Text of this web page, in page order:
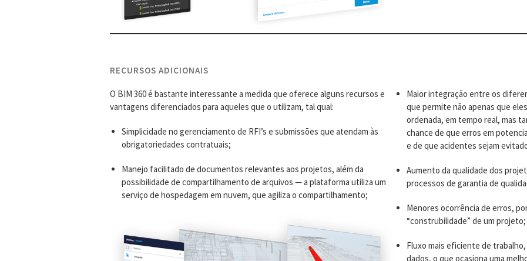
RECURSOS ADICIONAIS
O BIM 360 é bastante interessante a medida que oferece alguns recursos e
vantagens diferenciados para aqueles que o utilizam, tal qual:
Simplicidade no gerenciamento de RFI’s e submissões que atendam às
obrigatoriedades contratuais;
Manejo facilitado de documentos relevantes aos projetos, além da
possibilidade de compartilhamento de arquivos — a plataforma utiliza um
serviço de hospedagem em nuvem, que agiliza o compartilhamento;
Maior integração entre os
que permite não apenas que
ordenada, em tempo real, mas
chance de que erros em
e de que acidentes sejam
Aumento da qualidade dos
processos de garantia de
Menores ocorrência de erros,
“construbilidade” de um projeto;
Fluxo mais eficiente de
dados, o que ocasiona uma